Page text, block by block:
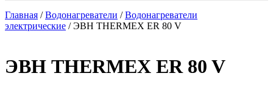
Главная /Водонагреватели /Водонагреватели
электрические / ЭВН THERMEX ER 80 V
ЭВН THERMEX ER 80 V